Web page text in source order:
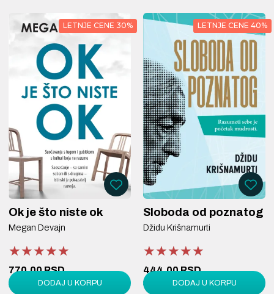
LETNJE CENE 30%
Ok je što niste ok
Megan Devajn
★★★★★
★★★★★
★★★★★
770,00 RSD
1.100,00 RSDDODAJ U KORPU
LETNJE CENE 40%
Sloboda od poznatog
Džidu Krišnamurti
★★★★★
★★★★★
★★★★★
444,00 RSD
740,00 RSDDODAJ U KORPU